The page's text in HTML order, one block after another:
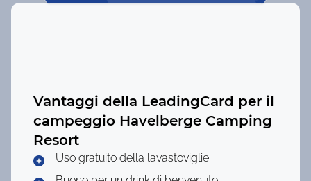
Vantaggi della LeadingCard per il
campeggio Havelberge Camping
Resort
Uso gratuito della lavastoviglie